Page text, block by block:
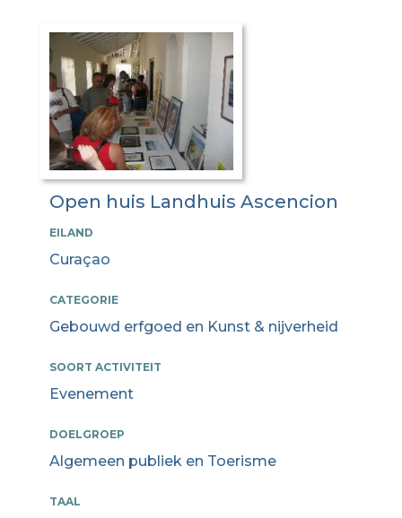
Open huis Landhuis Ascencion
EILAND
Curaçao
CATEGORIE
Gebouwd erfgoed en Kunst & nijverheid
SOORT ACTIVITEIT
Evenement
DOELGROEP
Algemeen publiek en Toerisme
TAAL